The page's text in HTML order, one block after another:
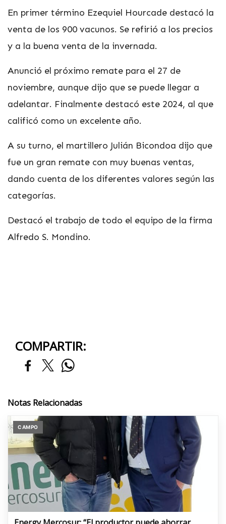
En primer término Ezequiel Hourcade destacó la
venta de los 900 vacunos. Se refirió a los precios
y a la buena venta de la invernada.
Anunció el próximo remate para el 27 de
noviembre, aunque dijo que se puede llegar a
adelantar. Finalmente destacó este 2024, al que
calificó como un excelente año.
A su turno, el martillero Julián Bicondoa dijo que
fue un gran remate con muy buenas ventas,
dando cuenta de los diferentes valores según las
categorías.
Destacó el trabajo de todo el equipo de la firma
Alfredo S. Mondino.
COMPARTIR:
Notas Relacionadas
CAMPO